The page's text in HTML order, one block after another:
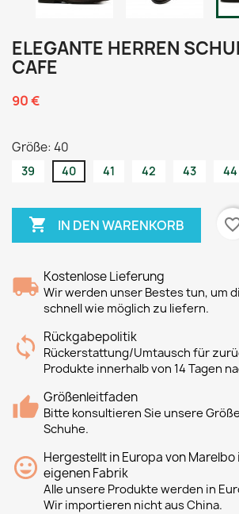
ELEGANTE HERREN
CAFE
90 €
Größe: 40
39 40 41 42 43 44
 IN DEN WARENKORB
Kostenlose Lieferung
Wir werden unser Bestes tun, um
schnell wie möglich zu liefern.
Rückgabepolitik
Rückerstattung/Umtausch für
Produkte innerhalb von 14 Tagen
Größenleitfaden
Bitte konsultieren Sie unsere
Schuhe.
Hergestellt in Europa von Marelbo
eigenen Fabrik
Alle unsere Produkte werden in
Wir importieren nicht aus China.